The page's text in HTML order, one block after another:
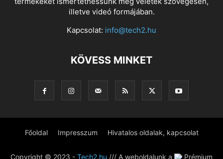
illetve videó formájában.
Kapcsolat: info@tech2.hu
KÖVESS MINKET
Főoldal Impresszum Hivatalos oldalak, kapcsolat
Copyright © 2023 - Tech2.hu /// A weboldalunk a Prémium